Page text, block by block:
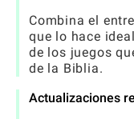
Combina el
que lo hace
de los juegos
de la Biblia.
Actualizaciones